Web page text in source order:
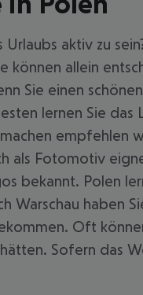
aktiv zu
können allein
Sie einen
lernen Sie
als Fotomotiv
bekannt. Polen
Warschau haben
Oft
Sofern das